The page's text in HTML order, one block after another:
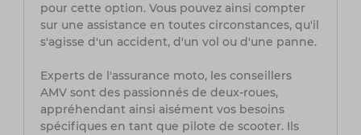
pour cette option. Vous pouvez ainsi compter
sur une assistance en toutes circonstances, qu'il
s'agisse d'un accident, d'un vol ou d'une panne.
Experts de l'assurance moto, les conseillers
AMV sont des passionnés de deux-roues,
appréhendant ainsi aisément vos besoins
spécifiques en tant que pilote de scooter. Ils